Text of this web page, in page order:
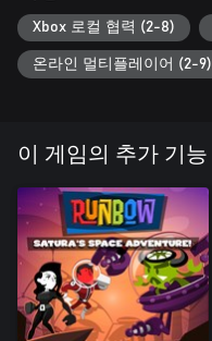
Xbox 로컬 협력 (2-8)
온라인 멀티플레이어 (2-9)
이 게임의 추가 기능